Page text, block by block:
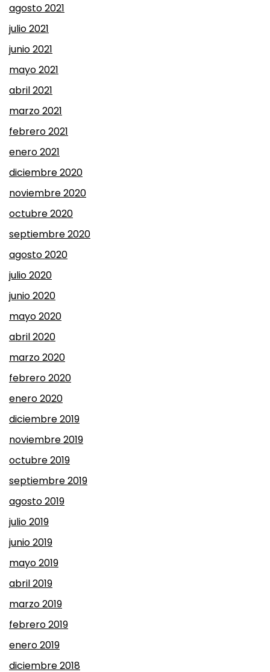
agosto 2021
julio 2021
junio 2021
mayo 2021
abril 2021
marzo 2021
febrero 2021
enero 2021
diciembre 2020
noviembre 2020
octubre 2020
septiembre 2020
agosto 2020
julio 2020
junio 2020
mayo 2020
abril 2020
marzo 2020
febrero 2020
enero 2020
diciembre 2019
noviembre 2019
octubre 2019
septiembre 2019
agosto 2019
julio 2019
junio 2019
mayo 2019
abril 2019
marzo 2019
febrero 2019
enero 2019
diciembre 2018